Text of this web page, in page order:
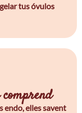
tus óvulos
endo, elles savent